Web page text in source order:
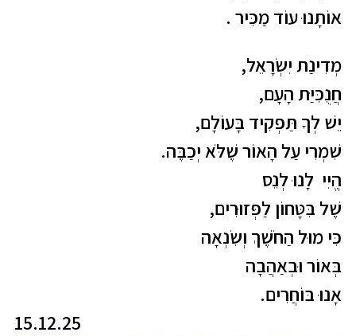
אוֹתָנוּ עוֹד מַכִּיר .
מְדִינַת יִשְׂרָאֵל,
חֲנֻכִּיַּת הָעָם,
יֵשׁ לְךָ תַּפְקִיד בָּעוֹלָם,
שִׁמְרִי עַל הָאוֹר שֶׁלֹּא יְכַבֶּה.
הֱיִי לָנוּ לְנֵס
שֶׁל בִּטָּחוֹן לַפְּזוּרִים,
כִּי מוּל הַחֹשֶׁךְ וְשִׂנְאָה
בְּאוֹר וּבְאַהֲבָה
אָנוּ בּוֹחֲרִים.
15.12.25